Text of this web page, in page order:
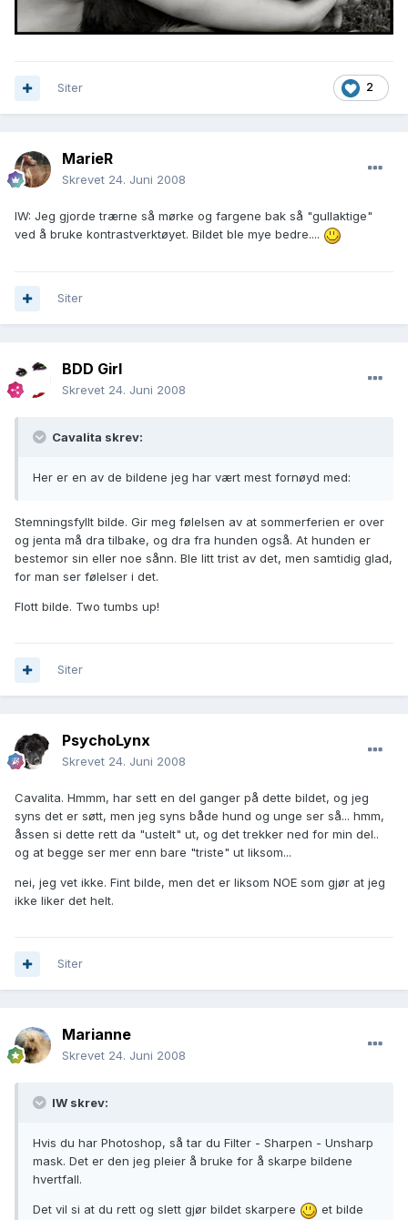
2
Siter
MarieR
Skrevet 24. Juni 2008
IW: Jeg gjorde trærne så mørke og fargene bak så "gullaktige"
ved å bruke kontrastverktøyet. Bildet ble mye bedre....
Siter
BDD Girl
Skrevet 24. Juni 2008
Cavalita skrev:
Her er en av de bildene jeg har vært mest fornøyd med:
Stemningsfyllt bilde. Gir meg følelsen av at sommerferien er over
og jenta må dra tilbake, og dra fra hunden også. At hunden er
bestemor sin eller noe sånn. Ble litt trist av det, men samtidig glad,
for man ser følelser i det.
Flott bilde. Two tumbs up!
Siter
PsychoLynx
Skrevet 24. Juni 2008
Cavalita. Hmmm, har sett en del ganger på dette bildet, og jeg
syns det er søtt, men jeg syns både hund og unge ser så... hmm,
åssen si dette rett da "ustelt" ut, og det trekker ned for min del..
og at begge ser mer enn bare "triste" ut liksom...
nei, jeg vet ikke. Fint bilde, men det er liksom NOE som gjør at jeg
ikke liker det helt.
Siter
Marianne
Skrevet 24. Juni 2008
IW skrev:
Hvis du har Photoshop, så tar du Filter - Sharpen - Unsharp
mask. Det er den jeg pleier å bruke for å skarpe bildene
hvertfall.
Det vil si at du rett og slett gjør bildet skarpere et bilde